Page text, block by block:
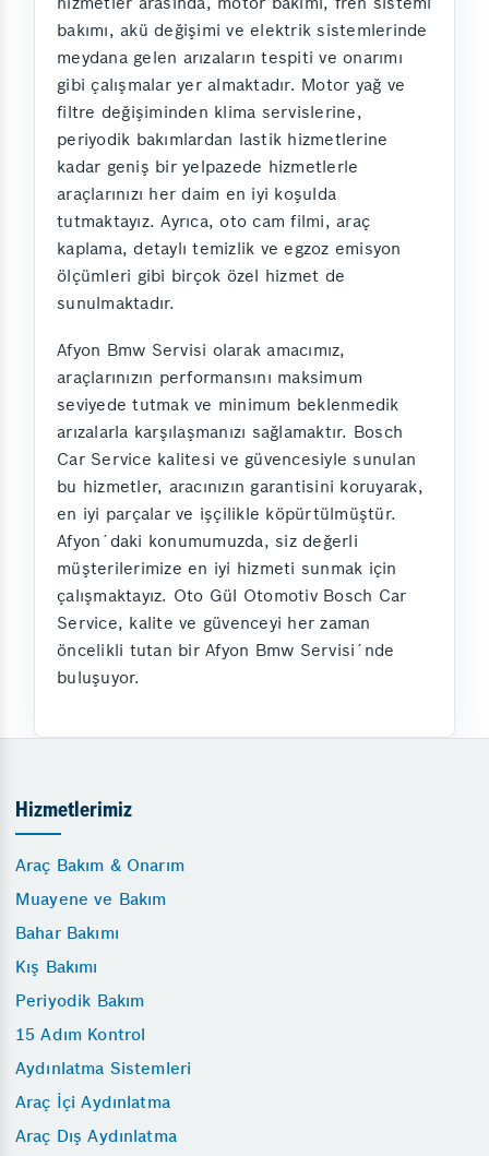
bakımı, akü değişimi ve elektrik sistemlerinde
meydana gelen arızaların tespiti ve onarımı
gibi çalışmalar yer almaktadır. Motor yağ ve
filtre değişiminden klima servislerine,
periyodik bakımlardan lastik hizmetlerine
kadar geniş bir yelpazede hizmetlerle
araçlarınızı her daim en iyi koşulda
tutmaktayız. Ayrıca, oto cam filmi, araç
kaplama, detaylı temizlik ve egzoz emisyon
ölçümleri gibi birçok özel hizmet de
sunulmaktadır.
Afyon Bmw Servisi olarak amacımız,
araçlarınızın performansını maksimum
seviyede tutmak ve minimum beklenmedik
arızalarla karşılaşmanızı sağlamaktır. Bosch
Car Service kalitesi ve güvencesiyle sunulan
bu hizmetler, aracınızın garantisini koruyarak,
en iyi parçalar ve işçilikle köpürtülmüştür.
Afyon´daki konumumuzda, siz değerli
müşterilerimize en iyi hizmeti sunmak için
çalışmaktayız. Oto Gül Otomotiv Bosch Car
Service, kalite ve güvenceyi her zaman
öncelikli tutan bir Afyon Bmw Servisi´nde
buluşuyor.
Hizmetlerimiz
Araç Bakım & Onarım
Muayene ve Bakım
Bahar Bakımı
Kış Bakımı
Periyodik Bakım
15 Adım Kontrol
Aydınlatma Sistemleri
Araç İçi Aydınlatma
Araç Dış Aydınlatma